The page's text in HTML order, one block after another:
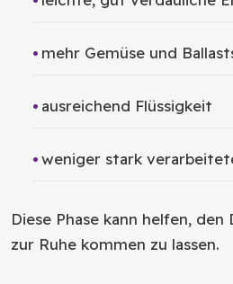
mehr Gemüse und
ausreichend Flüssigkeit
weniger stark
Diese Phase kann helfen,
zur Ruhe kommen zu lassen.